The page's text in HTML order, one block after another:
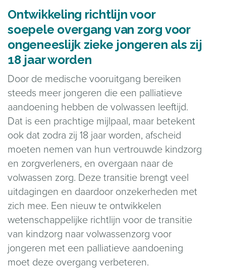
Ontwikkeling richtlijn voor
soepele overgang van zorg voor
ongeneeslijk zieke jongeren als zij
18 jaar worden
Door de medische vooruitgang bereiken
steeds meer jongeren die een palliatieve
aandoening hebben de volwassen leeftijd.
Dat is een prachtige mijlpaal, maar betekent
ook dat zodra zij 18 jaar worden, afscheid
moeten nemen van hun vertrouwde kindzorg
en zorgverleners, en overgaan naar de
volwassen zorg. Deze transitie brengt veel
uitdagingen en daardoor onzekerheden met
zich mee. Een nieuw te ontwikkelen
wetenschappelijke richtlijn voor de transitie
van kindzorg naar volwassenzorg voor
jongeren met een palliatieve aandoening
moet deze overgang verbeteren.